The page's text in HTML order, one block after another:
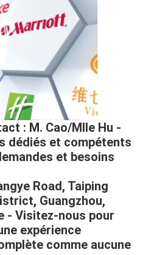
: M. Cao/Mlle Hu -
dédiés et compétents
et besoins
Road, Taiping
Guangzhou,
- Visitez-nous pour
expérience
comme aucune